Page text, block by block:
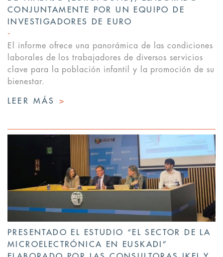
CONJUNTAMENTE POR UN EQUIPO DE
INVESTIGADORES DE EURO
El informe ofrece una panorámica de las condiciones
laborales de los trabajadores de diversos servicios
clave para la población infantil y la promoción de su
bienestar.
LEER MÁS >
PRESENTADO EL ESTUDIO “EL SECTOR DE LA
MICROELECTRÓNICA EN EUSKADI”